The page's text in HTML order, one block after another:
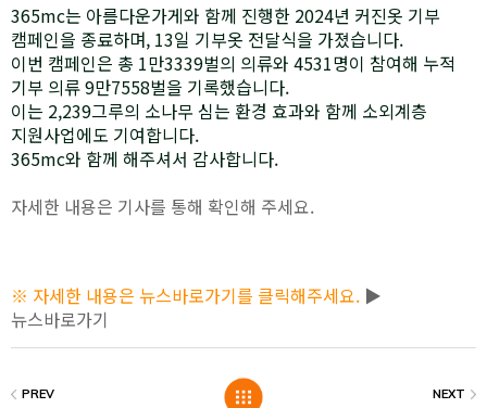
365mc는 아름다운가게와 함께 진행한 2024년 커진옷 기부
캠페인을 종료하며, 13일 기부옷 전달식을 가졌습니다.
이번 캠페인은 총 1만3339벌의 의류와 4531명이 참여해 누적
기부 의류 9만7558벌을 기록했습니다.
이는 2,239그루의 소나무 심는 환경 효과와 함께 소외계층
지원사업에도 기여합니다.
365mc와 함께 해주셔서 감사합니다.
자세한 내용은 기사를 통해 확인해 주세요.
※ 자세한 내용은 뉴스바로가기를 클릭해주세요. ▶
뉴스바로가기